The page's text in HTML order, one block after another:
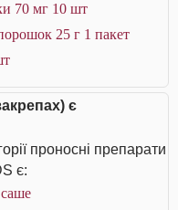
70 мг 10 шт
25 г 1 пакет
є
проносні препарати
є: